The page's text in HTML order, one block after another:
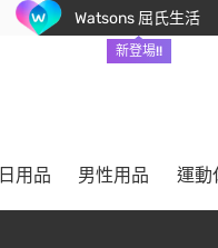
Watsons 屈氏生活
新登場!!
日用品 男性用品 運動